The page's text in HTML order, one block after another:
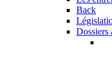
Back
Dossiers